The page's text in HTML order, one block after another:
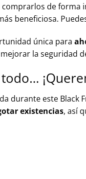
de
beneficiosa.
única para
la seguridad
durante este Black
existencias, así